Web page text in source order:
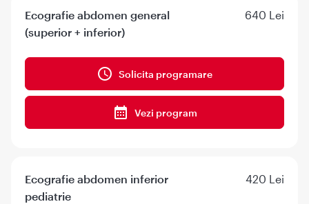
Ecografie abdomen general
(superior + inferior)
640 Lei
Solicita programare
Vezi program
Ecografie abdomen inferior
pediatrie
420 Lei